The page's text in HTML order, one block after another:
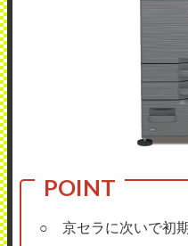
○ 京セラに次いで初